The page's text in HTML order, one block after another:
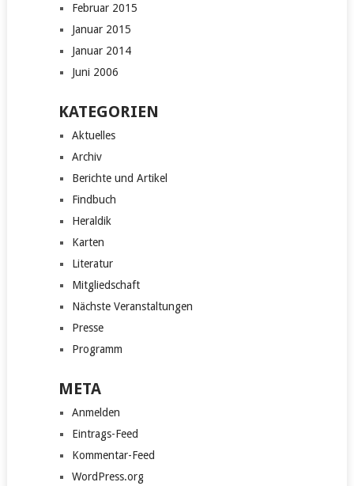
Februar 2015
Januar 2015
Januar 2014
Juni 2006
KATEGORIEN
Aktuelles
Archiv
Berichte und Artikel
Findbuch
Heraldik
Karten
Literatur
Mitgliedschaft
Nächste Veranstaltungen
Presse
Programm
META
Anmelden
Eintrags-Feed
Kommentar-Feed
WordPress.org